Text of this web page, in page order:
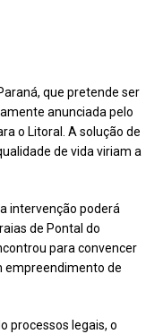
que pretende ser
anunciada pelo
o Litoral. A solução de
de vida viriam a
intervenção poderá
de Pontal do
para convencer
empreendimento de
processos legais, o